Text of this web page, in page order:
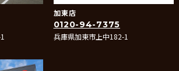
加東店
0120-94-7375
兵庫県加東市上中182-1